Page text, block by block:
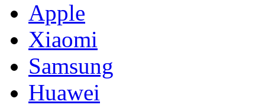
Apple
Xiaomi
Samsung
Huawei